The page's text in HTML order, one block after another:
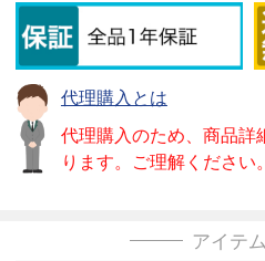
代理購入とは
代理購入のため、商品詳
ります。ご理解ください。
アイテ